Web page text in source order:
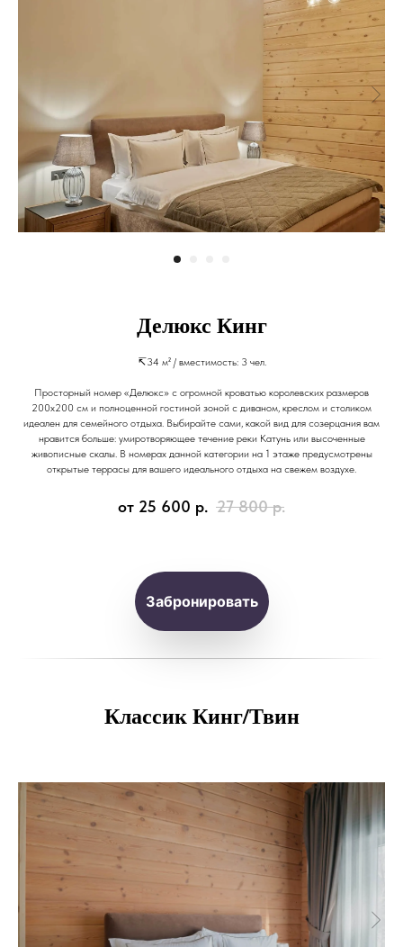
Делюкс Кинг
↸34 м² / вместимость: 3 чел.
Просторный номер «Делюкс» с огромной кроватью королевских размеров
200х200 см и полноценной гостиной зоной с диваном, креслом и столиком
идеален для семейного отдыха. Выбирайте сами, какой вид для созерцания вам
нравится больше: умиротворяющее течение реки Катунь или высоченные
живописные скалы. В номерах данной категории на 1 этаже предусмотрены
открытые террасы для вашего идеального отдыха на свежем воздухе.
от 25 600 р. 27 800 р.
Забронировать
Классик Кинг/Твин